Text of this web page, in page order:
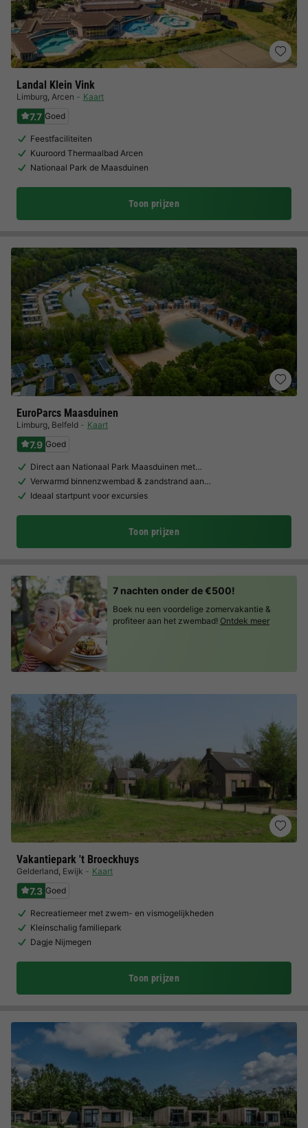
Landal Klein Vink
Limburg, Arcen Kaart
7.7 Goed
Feestfaciliteiten
Kuuroord Thermaalbad Arcen
Nationaal Park de Maasduinen
Toon prijzen
EuroParcs Maasduinen
Limburg, Belfeld Kaart
7.9 Goed
Direct aan Nationaal Park Maasduinen met…
Verwarmd binnenzwembad & zandstrand aan…
Ideaal startpunt voor excursies
Toon prijzen
Vakantiepark 't Broeckhuys
Gelderland, Ewijk Kaart
7.3 Goed
Recreatiemeer met zwem- en vismogelijkheden
Kleinschalig familiepark
Dagje Nijmegen
Toon prijzen
7 nachten onder de €500!
Boek nu een voordelige zomervakantie &
profiteer aan het zwembad! Ontdek meer